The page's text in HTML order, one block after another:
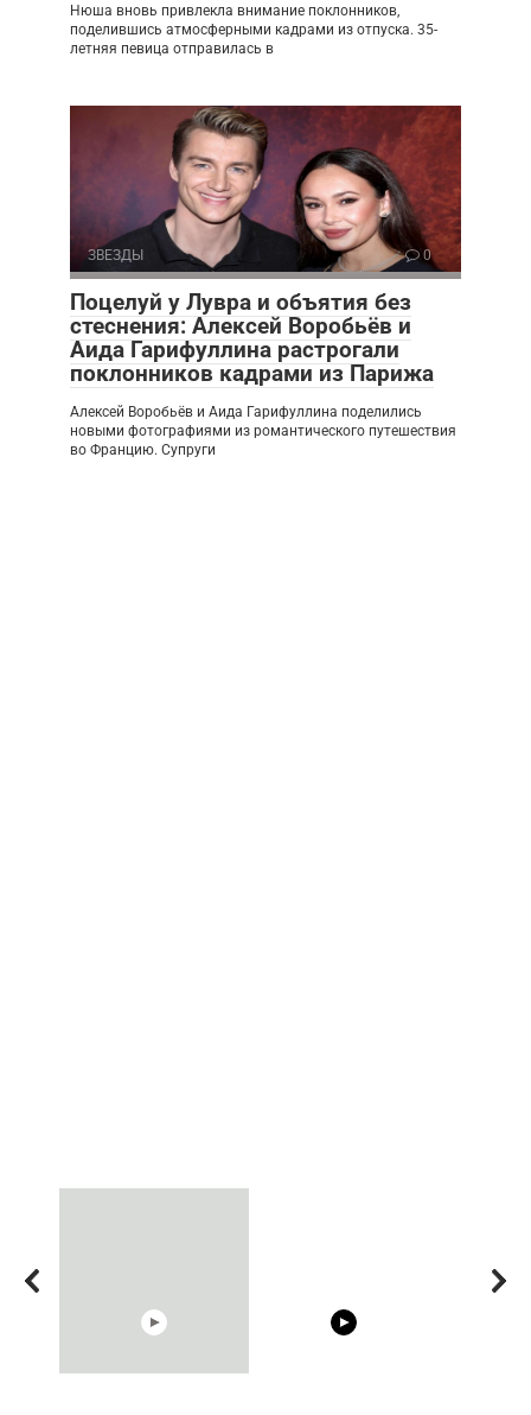
Нюша вновь привлекла внимание поклонников,
поделившись атмосферными кадрами из отпуска. 35-
летняя певица отправилась в
ЗВЕЗДЫ 0
Поцелуй у Лувра и объятия без
стеснения: Алексей Воробьёв и
Аида Гарифуллина растрогали
поклонников кадрами из Парижа
Алексей Воробьёв и Аида Гарифуллина поделились
новыми фотографиями из романтического путешествия
во Францию. Супруги